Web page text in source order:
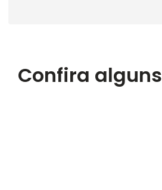
Confira alguns